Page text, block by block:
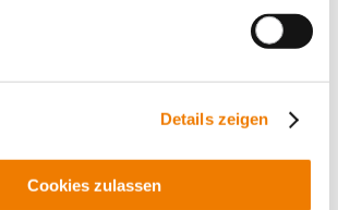
Details zeigen
Cookies zulassen